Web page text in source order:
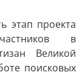
этап проекта
в
Великой
поисковых